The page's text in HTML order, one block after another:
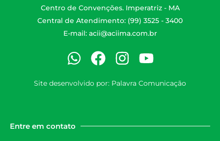
Centro de Convenções. Imperatriz - MA
Central de Atendimento: (99) 3525 - 3400
E-mail: acii@aciima.com.br
Site desenvolvido por: Palavra Comunicação
Entre em contato